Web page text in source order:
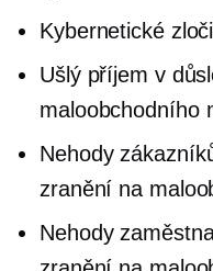
Kybernetické
Ušlý příjem v
maloobchodního
Nehody
zranění na
Nehody